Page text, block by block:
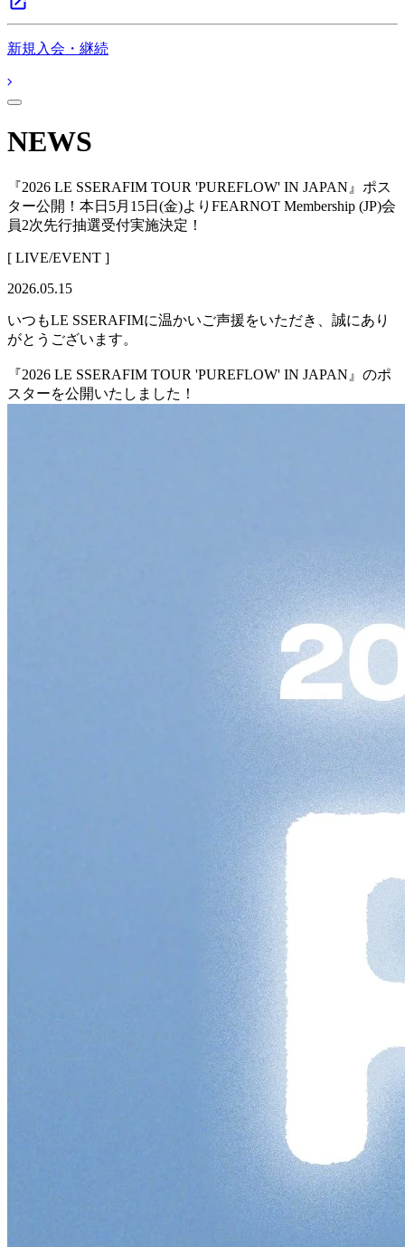
新規入会・継続
NEWS
『2026 LE SSERAFIM TOUR 'PUREFLOW' IN JAPAN』ポス
ター公開！本日5月15日(金)よりFEARNOT Membership (JP)会
員2次先行抽選受付実施決定！
[ LIVE/EVENT ]
2026.05.15
いつもLE SSERAFIMに温かいご声援をいただき、誠にあり
がとうございます。
『2026 LE SSERAFIM TOUR 'PUREFLOW' IN JAPAN』のポ
スターを公開いたしました！